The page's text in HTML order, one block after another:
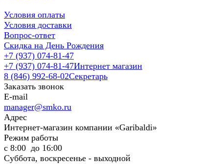
Условия оплаты
Условия доставки
Вопрос-ответ
Скидка на День Рождения
+7 (937) 074-81-47
+7 (937) 074-81-47Интернет магазин
8 (846) 992-68-02Секретарь
Заказать звонок
E-mail
manager@smko.ru
Адрес
Интернет-магазин компании «Garibaldi»
Режим работы
с 8:00 до 16:00
Суббота, воскресенье - выходной